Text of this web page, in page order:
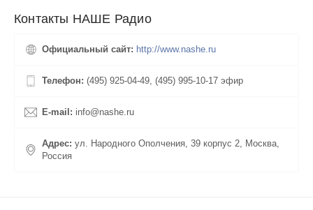
Алиса, Агата Кристи и другие популярные и новые русские рок
музыканты. Слушать НАШЕ радио можно бесплатно, трансляция
шансон, поп, танцевальная музыка, разговорные радиостанции.
Популярны у слушателей Русское радио, Юмор FM, Rock FM,
Казак FM, Свое FM и другие. Радио, на котором звучат любимые
русские или зарубежные треки, можно добавить на свою страницу
Контакты НАШЕ Радио
Официальный сайт: http://www.nashe.ru
Телефон: (495) 925-04-49, (495) 995-10-17 эфир
E-mail: info@nashe.ru
Адрес: ул. Народного Ополчения, 39 корпус 2, Москва,
Россия